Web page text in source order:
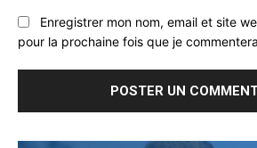
Enregistrer mon nom, email et site
pour la prochaine fois que je